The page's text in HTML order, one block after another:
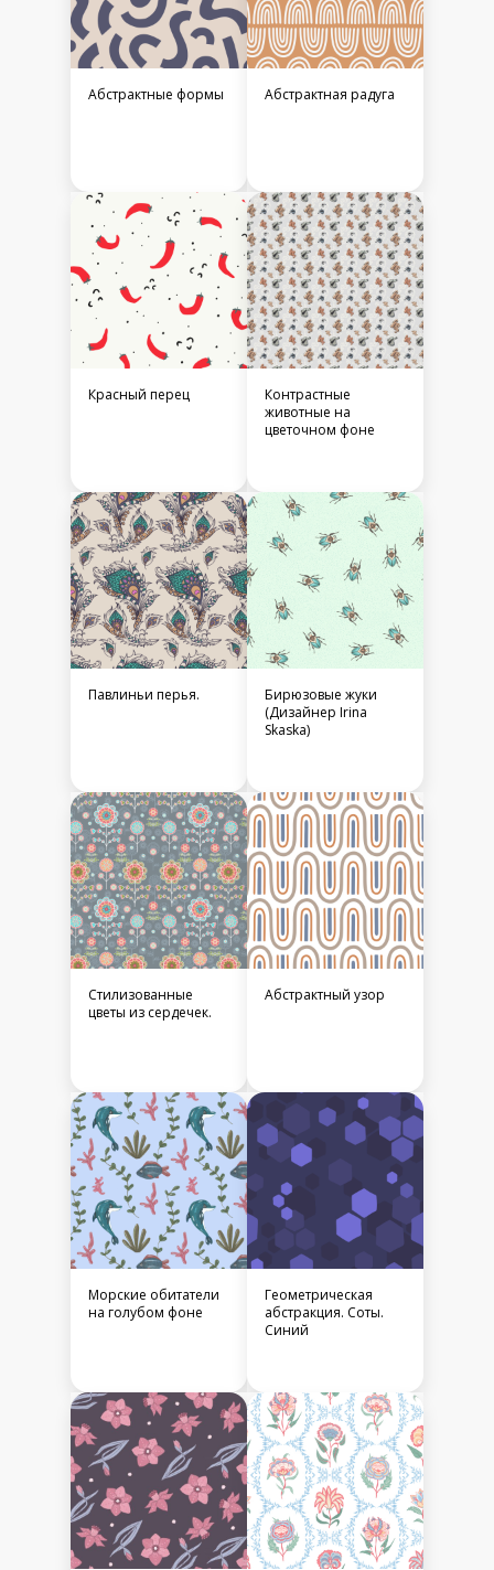
Абстрактные формы Абстрактная радуга
Красный перец
Контрастные
животные на
цветочном фоне
Павлиньи перья.
Бирюзовые жуки
(Дизайнер Irina
Skaska)
Стилизованные
цветы из сердечек.
Абстрактный узор
Морские обитатели
на голубом фоне
Геометрическая
абстракция. Соты.
Синий